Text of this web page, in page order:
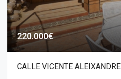
220.000€
CALLE VICENTE ALEIXANDRE